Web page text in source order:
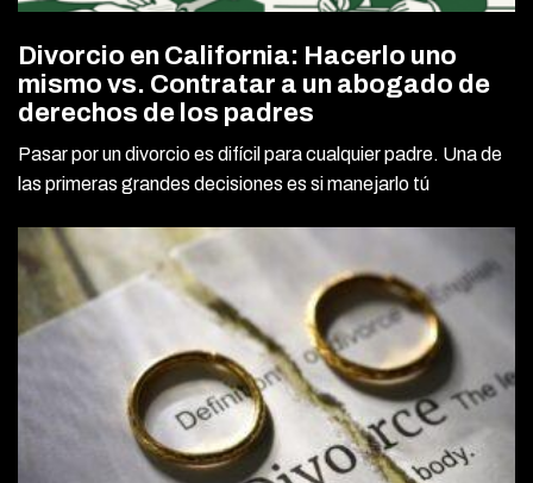
Divorcio en California: Hacerlo uno
mismo vs. Contratar a un abogado de
derechos de los padres
Pasar por un divorcio es difícil para cualquier padre. Una de
las primeras grandes decisiones es si manejarlo tú